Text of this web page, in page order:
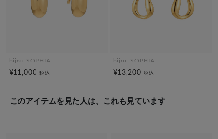
bijou SOPHIA
¥11,000税込
bijou SOPHIA
¥13,200税込
このアイテムを見た人は、これも見ています